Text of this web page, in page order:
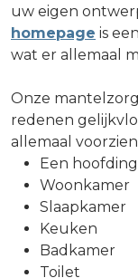
uw eigen
homepage is
wat er allemaal
Onze
redenen
allemaal
Een
Woonkamer
Slaapkamer
Keuken
Badkamer
Toilet